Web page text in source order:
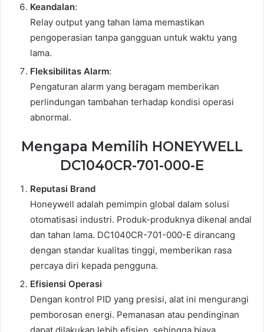
Keandalan:
Relay output yang tahan lama memastikan
pengoperasian tanpa gangguan untuk waktu yang
lama.
Fleksibilitas Alarm:
Pengaturan alarm yang beragam memberikan
perlindungan tambahan terhadap kondisi operasi
abnormal.
Mengapa Memilih HONEYWELL
DC1040CR-701-000-E
Reputasi Brand
Honeywell adalah pemimpin global dalam solusi
otomatisasi industri. Produk-produknya dikenal andal
dan tahan lama. DC1040CR-701-000-E dirancang
dengan standar kualitas tinggi, memberikan rasa
percaya diri kepada pengguna.
Efisiensi Operasi
Dengan kontrol PID yang presisi, alat ini mengurangi
pemborosan energi. Pemanasan atau pendinginan